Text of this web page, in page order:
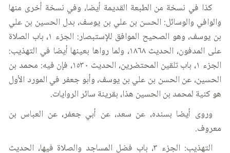
كذا في نسخة من الطبعة القديمة أيضا، وفي نسخة أخرى منها
والوافي والوسائل: الحسن بن علي بن يوسف، بدل الحسين بن علي
بن يوسف، وهو الصحيح الموافق للإستبصار: الجزء ١، باب الصلاة
على المدفون، الحديث ١٨٦٨، ولما رواها بعينها أيضا في التهذيب:
الجزء ١، باب تلقين المحتضرين، الحديث ١٥٣٠، فإن فيه: محمد بن
الحسين، عن الحسن بن علي بن يوسف، وأبو جعفر في المورد الأول
هو كنية لمحمد بن الحسين هذا، بقرينة سائر الروايات.
وروى أيضا بسنده، عن سعد، عن أبي جعفر، عن العباس بن
معروف.
التهذيب: الجزء ٣، باب فضل المساجد والصلاة فيها، الحديث